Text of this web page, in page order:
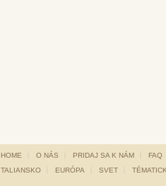
HOME O NÁS PRIDAJ SA K NÁM FAQ
TALIANSKO
EURÓPA SVET